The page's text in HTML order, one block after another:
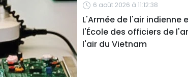
6 août 2026 à 11:12:38
L'Armée de l'air indienne
l'École des officiers de
l'air du Vietnam